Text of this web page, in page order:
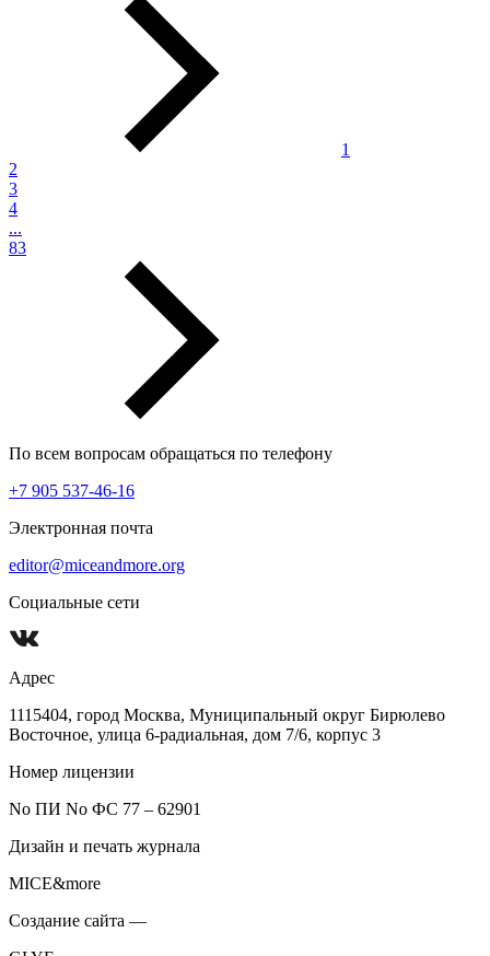
1
2
3
4
...
83
По всем вопросам обращаться по телефону
+7 905 537-46-16
Электронная почта
editor@miceandmore.org
Социальные сети
Адрес
1115404, город Москва, Муниципальный округ Бирюлево
Восточное, улица 6-радиальная, дом 7/6, корпус 3
Номер лицензии
No ПИ No ФС 77 – 62901
Дизайн и печать журнала
MICE&more
Создание сайта —